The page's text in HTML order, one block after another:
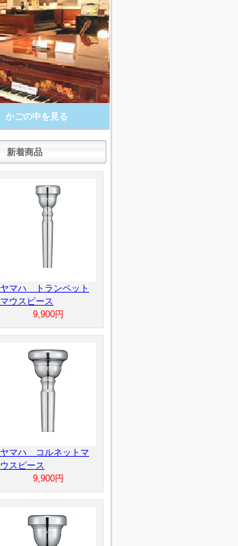
かごの中を見る
新着商品
ヤマハ トランペット
マウスピース
9,900円
ヤマハ コルネットマ
ウスピース
9,900円